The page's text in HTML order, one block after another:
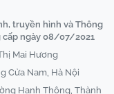
truyền hình và Thông
cấp ngày 08/07/2021
Mai Hương
Cửa Nam, Hà Nội
Hạnh Thông, Thành